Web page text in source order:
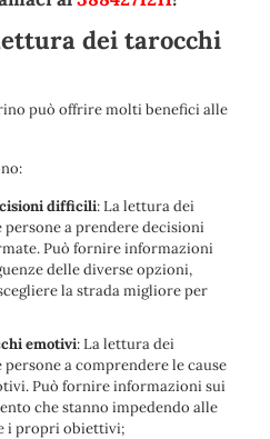
dei tarocchi
può offrire molti benefici alle
difficili: La lettura dei
a prendere decisioni
Può fornire informazioni
delle diverse opzioni,
la strada migliore per
emotivi: La lettura dei
a comprendere le cause
Può fornire informazioni sui
che stanno impedendo alle
i propri obiettivi;